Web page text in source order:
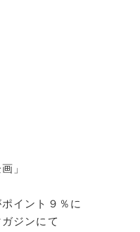
」
イント９％に
ジンにて